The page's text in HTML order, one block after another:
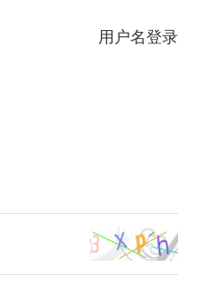
用户名登录